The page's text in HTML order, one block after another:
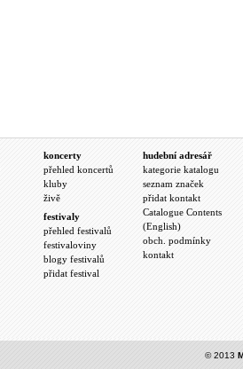
koncerty
přehled koncertů
kluby
živě
festivaly
přehled festivalů
festivaloviny
blogy festivalů
přidat festival
hudební adresář
kategorie katalogu
seznam značek
přidat kontakt
Catalogue Contents
(English)
obch. podmínky
kontakt
© 2013